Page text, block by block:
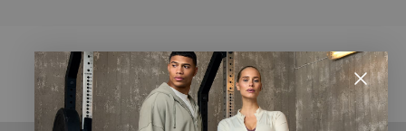
STYLE WITH